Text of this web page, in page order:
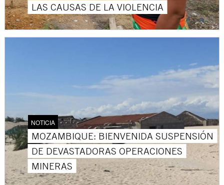
LAS CAUSAS DE LA VIOLENCIA
NOTICIA
MOZAMBIQUE: BIENVENIDA SUSPENSIÓN
DE DEVASTADORAS OPERACIONES
MINERAS